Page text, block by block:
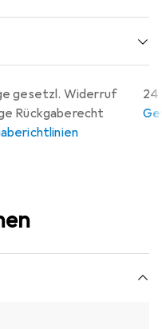
gesetzl. Widerruf
Rückgaberecht
24